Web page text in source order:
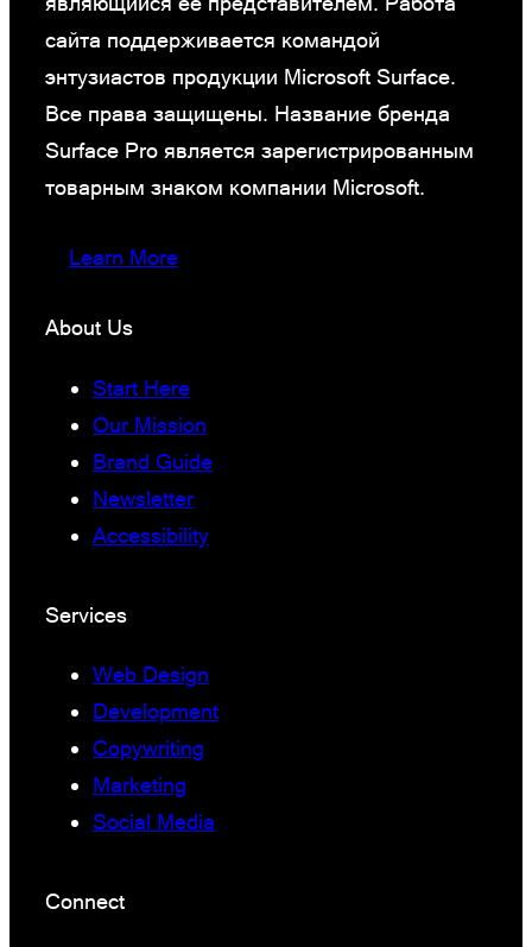
сайта поддерживается командой
энтузиастов продукции Microsoft Surface.
Все права защищены. Название бренда
Surface Pro является зарегистрированным
товарным знаком компании Microsoft.
Learn More
About Us
Start Here
Our Mission
Brand Guide
Newsletter
Accessibility
Services
Web Design
Development
Copywriting
Marketing
Social Media
Connect